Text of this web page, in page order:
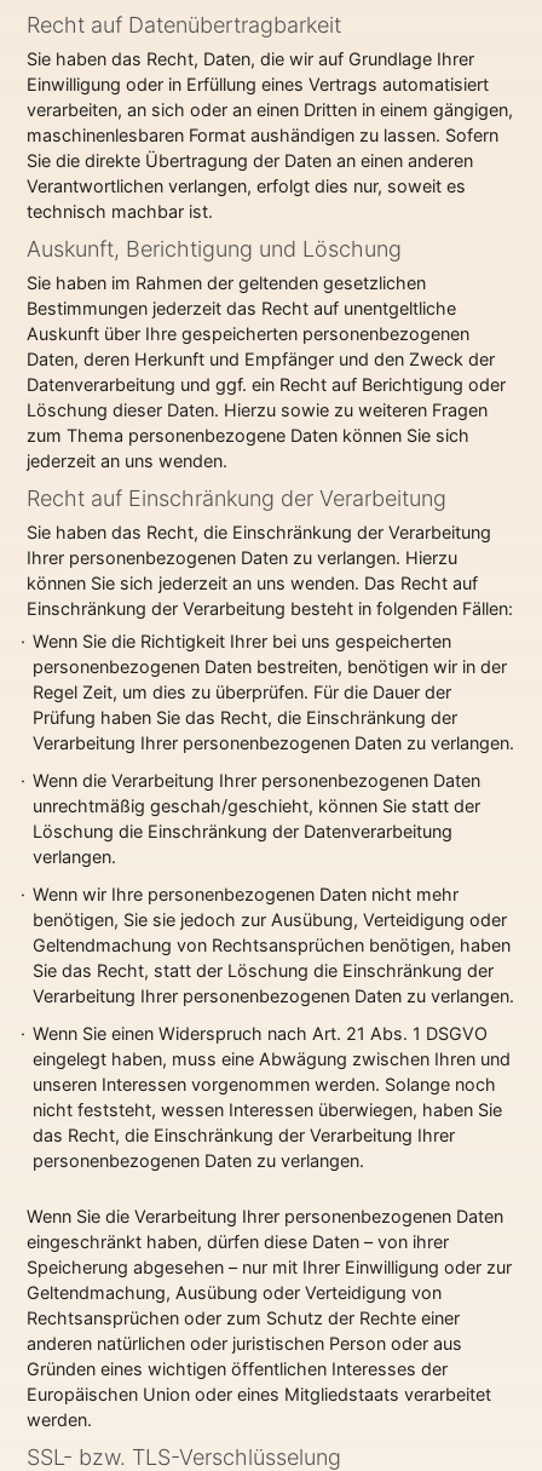
Recht auf Daten­übertrag­barkeit
Sie haben das Recht, Daten, die wir auf Grundlage Ihrer
Einwilligung oder in Erfüllung eines Vertrags automatisiert
verarbeiten, an sich oder an einen Dritten in einem gängigen,
maschinenlesbaren Format aushändigen zu lassen. Sofern
Sie die direkte Übertragung der Daten an einen anderen
Verantwortlichen verlangen, erfolgt dies nur, soweit es
technisch machbar ist.
Auskunft, Berichtigung und Löschung
Sie haben im Rahmen der geltenden gesetzlichen
Bestimmungen jederzeit das Recht auf unentgeltliche
Auskunft über Ihre gespeicherten personenbezogenen
Daten, deren Herkunft und Empfänger und den Zweck der
Datenverarbeitung und ggf. ein Recht auf Berichtigung oder
Löschung dieser Daten. Hierzu sowie zu weiteren Fragen
zum Thema personenbezogene Daten können Sie sich
jederzeit an uns wenden.
Recht auf Einschränkung der Verarbeitung
Sie haben das Recht, die Einschränkung der Verarbeitung
Ihrer personenbezogenen Daten zu verlangen. Hierzu
können Sie sich jederzeit an uns wenden. Das Recht auf
Einschränkung der Verarbeitung besteht in folgenden Fällen:
Wenn Sie die Richtigkeit Ihrer bei uns gespeicherten
personenbezogenen Daten bestreiten, benötigen wir in der
Regel Zeit, um dies zu überprüfen. Für die Dauer der
Prüfung haben Sie das Recht, die Einschränkung der
Verarbeitung Ihrer personenbezogenen Daten zu verlangen.
Wenn die Verarbeitung Ihrer personenbezogenen Daten
unrechtmäßig geschah/geschieht, können Sie statt der
Löschung die Einschränkung der Datenverarbeitung
verlangen.
Wenn wir Ihre personenbezogenen Daten nicht mehr
benötigen, Sie sie jedoch zur Ausübung, Verteidigung oder
Geltendmachung von Rechtsansprüchen benötigen, haben
Sie das Recht, statt der Löschung die Einschränkung der
Verarbeitung Ihrer personenbezogenen Daten zu verlangen.
Wenn Sie einen Widerspruch nach Art. 21 Abs. 1 DSGVO
eingelegt haben, muss eine Abwägung zwischen Ihren und
unseren Interessen vorgenommen werden. Solange noch
nicht feststeht, wessen Interessen überwiegen, haben Sie
das Recht, die Einschränkung der Verarbeitung Ihrer
personenbezogenen Daten zu verlangen.
Wenn Sie die Verarbeitung Ihrer personenbezogenen Daten
eingeschränkt haben, dürfen diese Daten – von ihrer
Speicherung abgesehen – nur mit Ihrer Einwilligung oder zur
Geltendmachung, Ausübung oder Verteidigung von
Rechtsansprüchen oder zum Schutz der Rechte einer
anderen natürlichen oder juristischen Person oder aus
Gründen eines wichtigen öffentlichen Interesses der
Europäischen Union oder eines Mitgliedstaats verarbeitet
werden.
SSL- bzw. TLS-Verschlüsselung